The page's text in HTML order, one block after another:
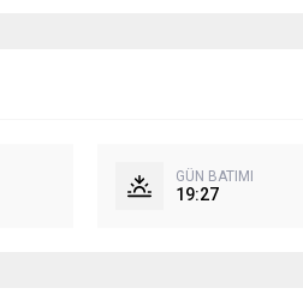
GÜN BATIMI
19:27